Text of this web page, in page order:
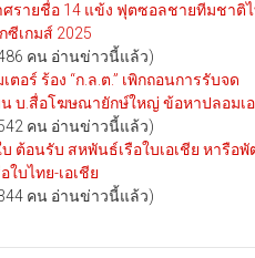
ศรายชื่อ 14 แข้ง ฟุตซอลชายทีมชาติ
ซีเกมส์ 2025
คน อ่านข่าวนี้แล้ว)
ตอร์ ร้อง “ก.ล.ต.” เพิกถอนการรับจด
น บ.สื่อโฆษณายักษ์ใหญ่ ข้อหาปลอมเ
คน อ่านข่าวนี้แล้ว)
บ ต้อนรับ สหพันธ์เรือใบเอเชีย หารือ
ใบไทย-เอเชีย
คน อ่านข่าวนี้แล้ว)